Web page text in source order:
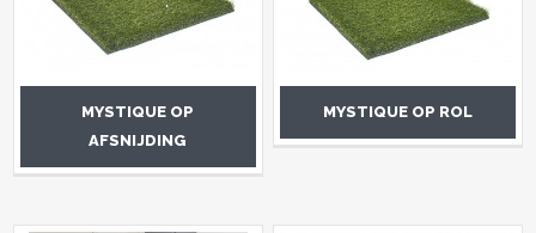
MYSTIQUE OP
AFSNIJDING
MYSTIQUE OP ROL